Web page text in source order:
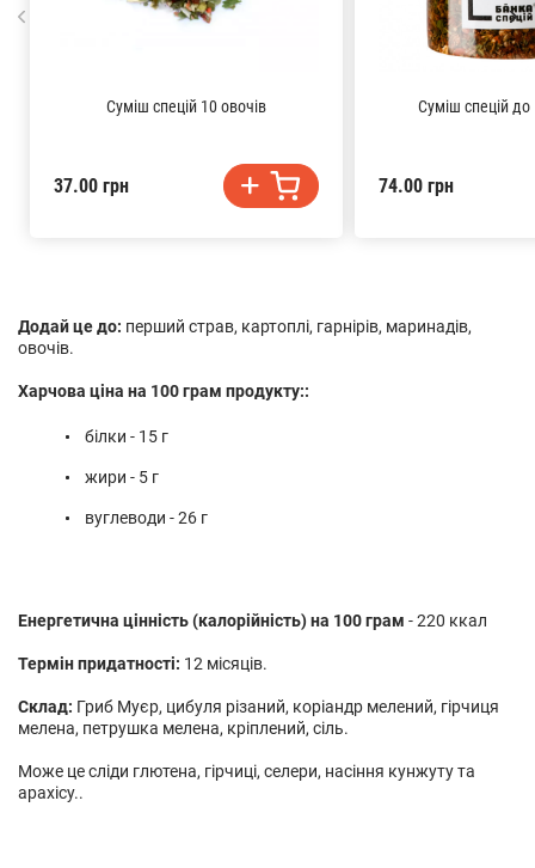
Додай це до: перший страв, картоплі, гарнірів, маринадів,
овочів.
Харчова ціна на 100 грам продукту::
білки - 15 г
жири - 5 г
вуглеводи - 26 г
Енергетична цінність (калорійність) на 100 грам - 220 ккал
Термін придатності: 12 місяців.
Склад: Гриб Муєр, цибуля різаний, коріандр мелений, гірчиця
мелена, петрушка мелена, кріплений, сіль.
Може це сліди глютена, гірчиці, селери, насіння кунжуту та
арахісу..
Суміш спецій 10 овочів
37.00 грн
Суміш спецій до
74.00 грн